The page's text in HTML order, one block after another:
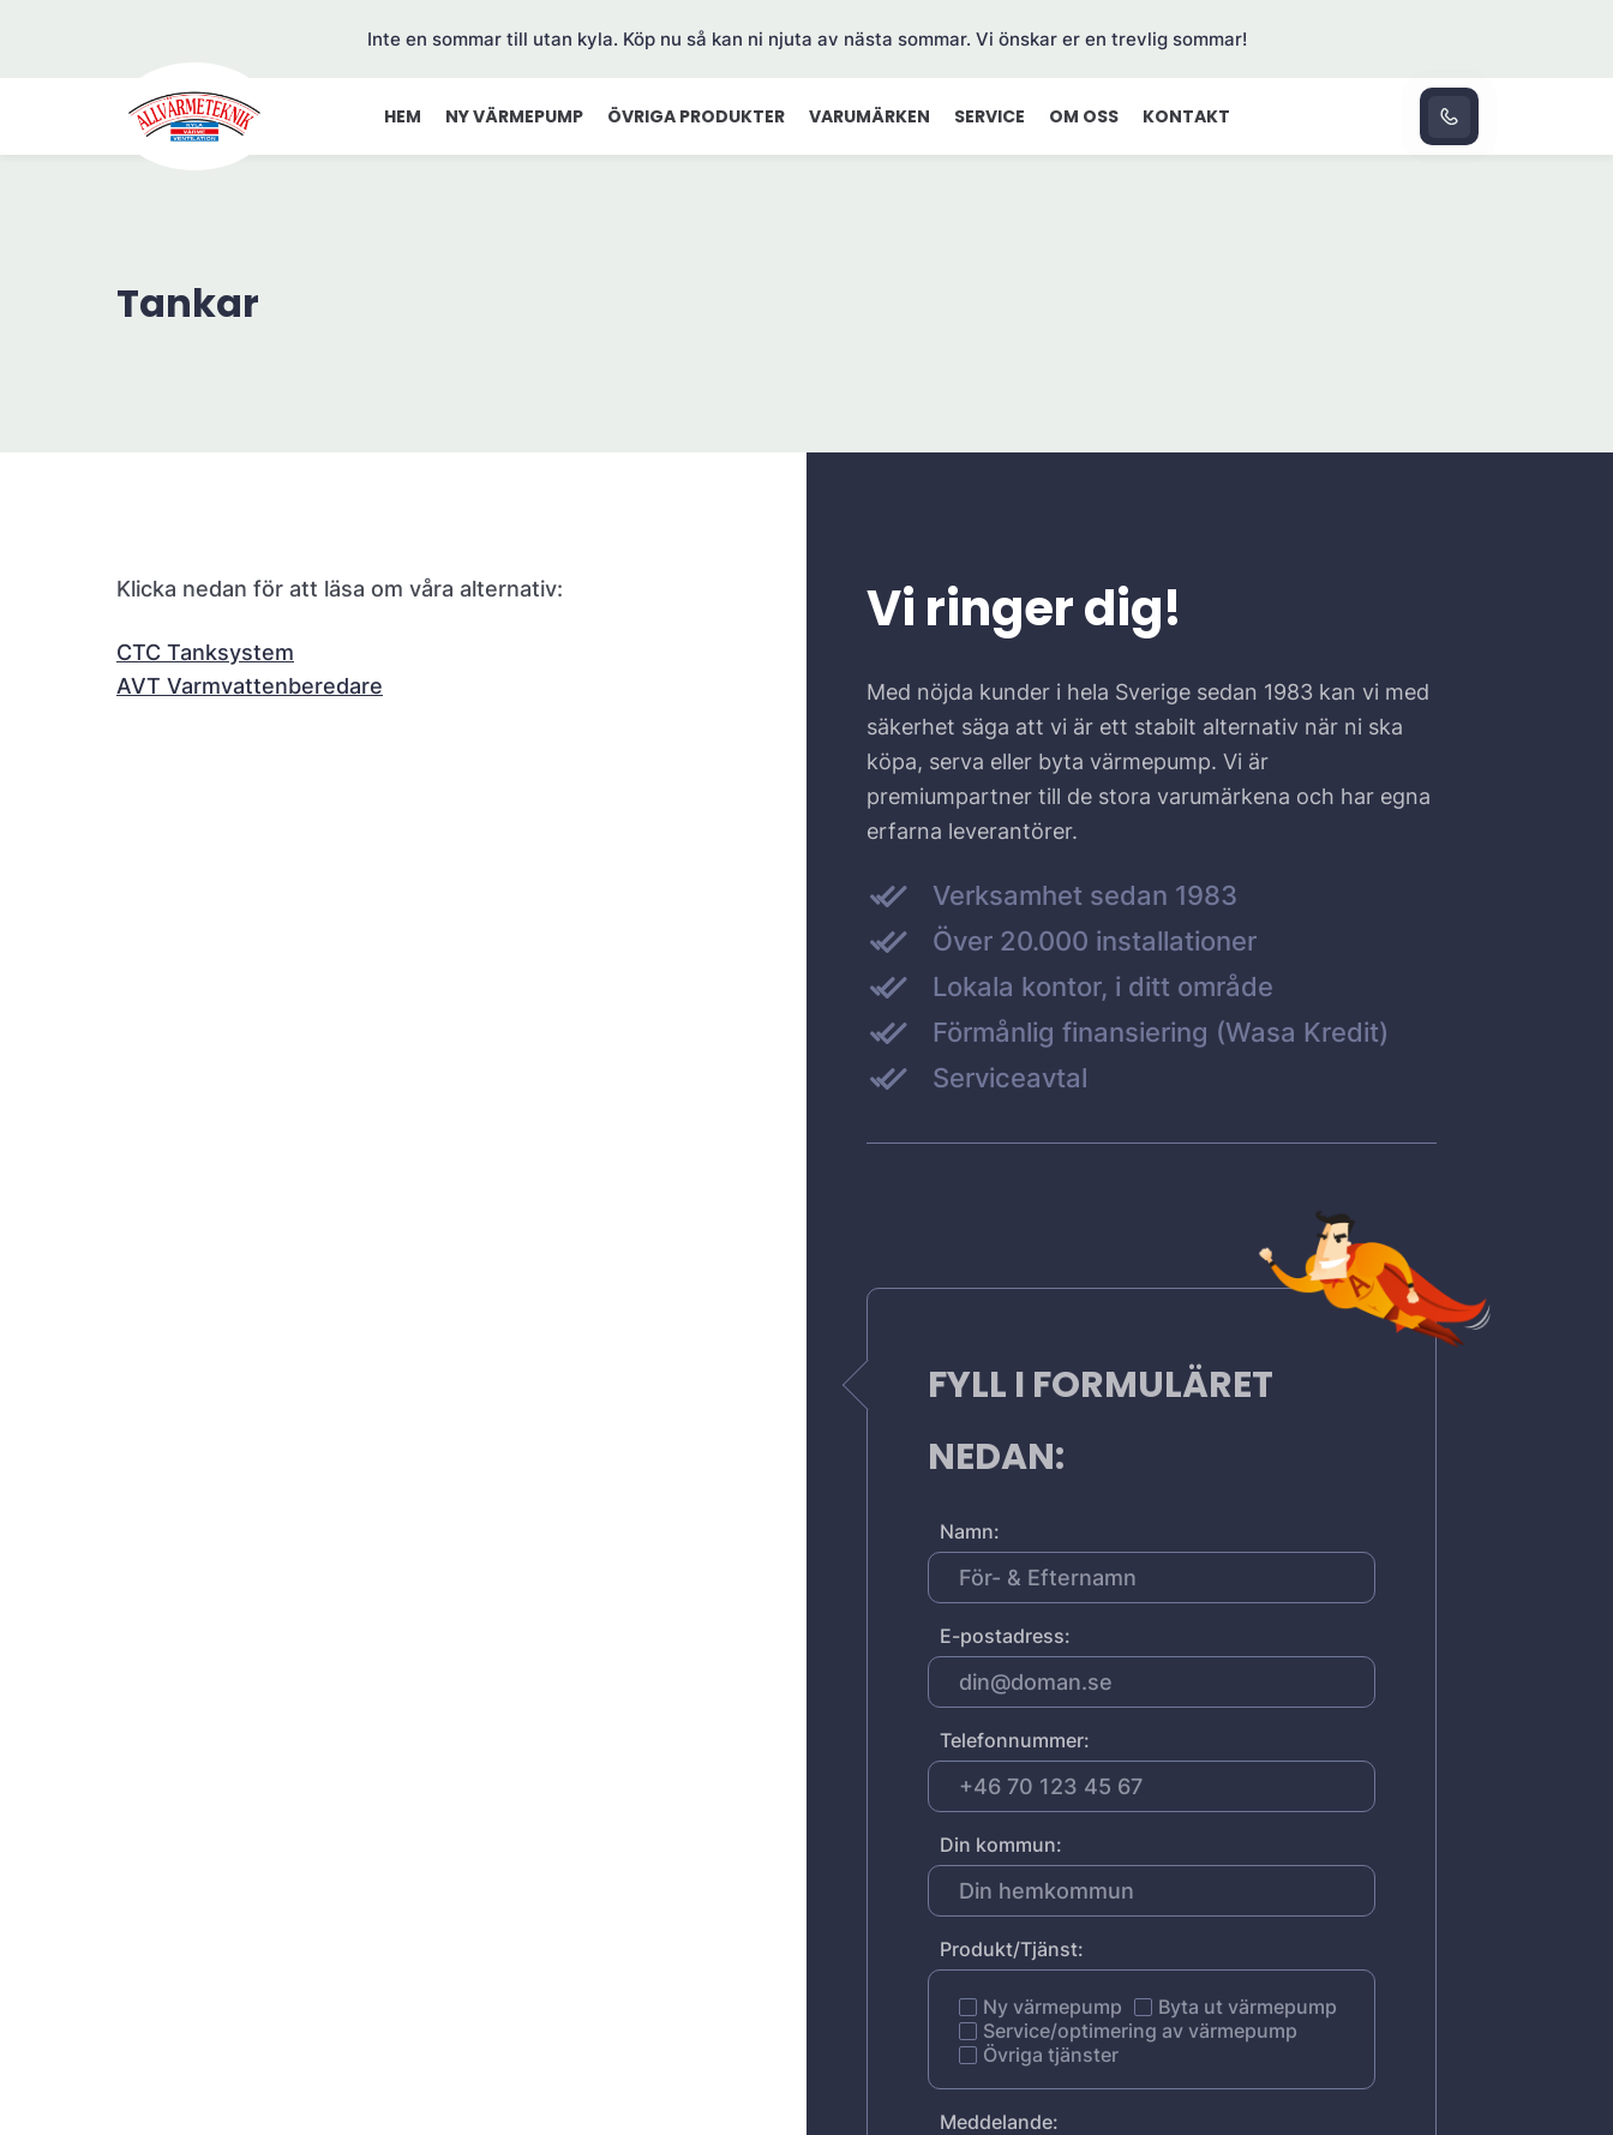
Inte en sommar till utan kyla. Köp nu så kan ni njuta av nästa sommar. Vi önskar er en trevlig sommar!
HEM NY VÄRMEPUMP ÖVRIGA PRODUKTER VARUMÄRKEN SERVICE OM OSS KONTAKT
Tankar
Klicka nedan för att läsa om våra alternativ:
CTC Tanksystem
AVT Varmvattenberedare
Vi ringer dig!
Med nöjda kunder i hela Sverige sedan 1983 kan vi med
säkerhet säga att vi är ett stabilt alternativ när ni ska
köpa, serva eller byta värmepump. Vi är
premiumpartner till de stora varumärkena och har egna
erfarna leverantörer.
Verksamhet sedan 1983
Över 20.000 installationer
Lokala kontor, i ditt område
Förmånlig finansiering (Wasa Kredit)
Serviceavtal
FYLL I FORMULÄRET
NEDAN:
Namn:
E-postadress:
Telefonnummer:
Din kommun:
Produkt/Tjänst:
Ny värmepump
Byta ut värmepump
Service/optimering av värmepump
Övriga tjänster
Meddelande: